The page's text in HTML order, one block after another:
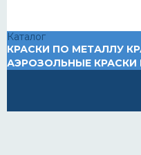
Каталог
КРАСКИ ПО МЕТАЛЛУ
АЭРОЗОЛЬНЫЕ КРАСКИ